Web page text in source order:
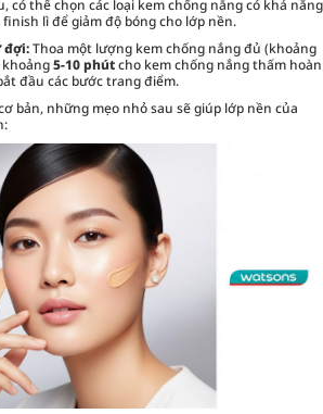
có thể chọn các loại kem chống nắng có khả năng
lì để giảm độ bóng cho lớp nền.
đợi:Thoa một lượng kem chống nắng đủ (khoảng
5-10 phútcho kem chống nắng thấm hoàn
đầu các bước trang điểm.
bản, những mẹo nhỏ sau sẽ giúp lớp nền của